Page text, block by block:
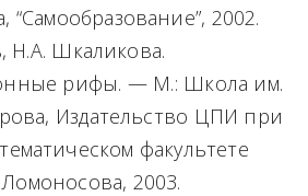
“Самообразование”, 2002.
Н.А. Шкаликова.
рифы. — М.: Школа им.
Издательство ЦПИ при
факультете
2003.